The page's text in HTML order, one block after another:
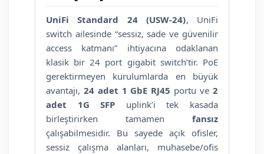
UniFi Standard 24 (USW-24), UniFi
switch ailesinde “sessiz, sade ve güvenilir
access katmanı” ihtiyacına odaklanan
klasik bir 24 port gigabit switch’tir. PoE
gerektirmeyen kurulumlarda en büyük
avantajı, 24 adet 1 GbE RJ45 portu ve 2
adet 1G SFP uplink’i tek kasada
birleştirirken tamamen fansız
çalışabilmesidir. Bu sayede açık ofisler,
sessiz çalışma alanları, muhasebe/ofis